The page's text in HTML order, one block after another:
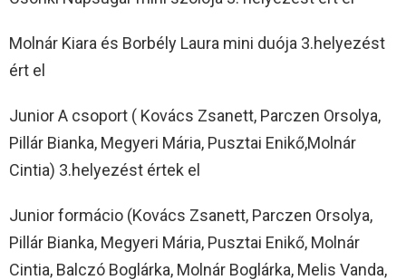
Molnár Kiara és Borbély Laura mini duója 3.helyezést
ért el
Junior A csoport ( Kovács Zsanett, Parczen Orsolya,
Pillár Bianka, Megyeri Mária, Pusztai Enikő,Molnár
Cintia) 3.helyezést értek el
Junior formácio (Kovács Zsanett, Parczen Orsolya,
Pillár Bianka, Megyeri Mária, Pusztai Enikő, Molnár
Cintia, Balczó Boglárka, Molnár Boglárka, Melis Vanda,